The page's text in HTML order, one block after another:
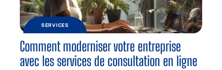
SERVICES
Comment moderniser votre entreprise
avec les services de consultation en ligne